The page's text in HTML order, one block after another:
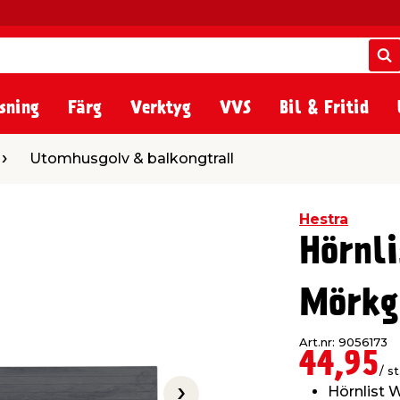
Färg Verktyg VVS Bil & Fritid
& balkongtrall
Utomhusgolv & balkongtrall
Hestra
Art.nr: 9056173
44,95/ st.
Hörnlist